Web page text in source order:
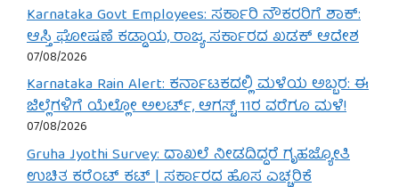
Karnataka Govt Employees: ಸರ್ಕಾರಿ ನೌಕರರಿಗೆ ಶಾಕ್:
ಆಸ್ತಿ ಘೋಷಣೆ ಕಡ್ಡಾಯ, ರಾಜ್ಯ ಸರ್ಕಾರದ ಖಡಕ್ ಆದೇಶ
07/08/2026
Karnataka Rain Alert: ಕರ್ನಾಟಕದಲ್ಲಿ ಮಳೆಯ ಅಬ್ಬರ: ಈ
ಜಿಲ್ಲೆಗಳಿಗೆ ಯೆಲ್ಲೋ ಅಲರ್ಟ್, ಆಗಸ್ಟ್ 11ರ ವರೆಗೂ ಮಳೆ!
07/08/2026
Gruha Jyothi Survey: ದಾಖಲೆ ನೀಡದಿದ್ದರೆ ಗೃಹಜ್ಯೋತಿ
ಉಚಿತ ಕರೆಂಟ್ ಕಟ್ | ಸರ್ಕಾರದ ಹೊಸ ಎಚ್ಚರಿಕೆ